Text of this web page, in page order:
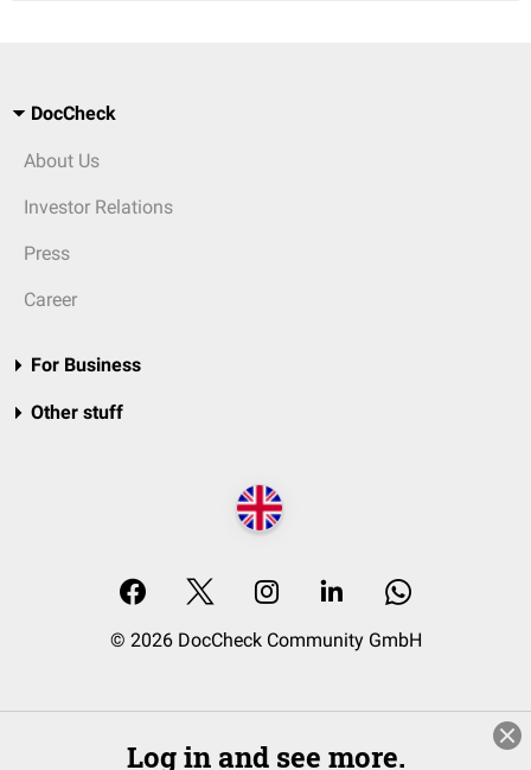
DocCheck
About Us
Investor Relations
Press
Career
For Business
Other stuff
© 2026 DocCheck Community GmbH
Log in and see more.